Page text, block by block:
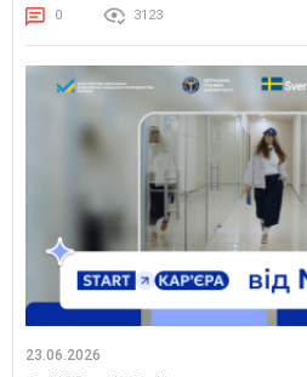
0 3123
23.06.2026